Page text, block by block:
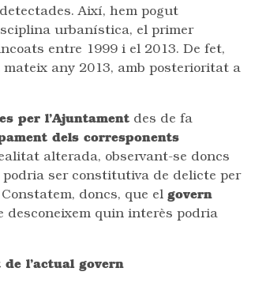
Així, hem pogut
urbanística, el primer
entre 1999 i el 2013. De fet,
any 2013, amb posterioritat a
per l’Ajuntament des de fa
dels corresponents
alterada, observant-se doncs
ser constitutiva de delicte per
doncs, que el govern
desconeixem quin interès podria
l’actual govern